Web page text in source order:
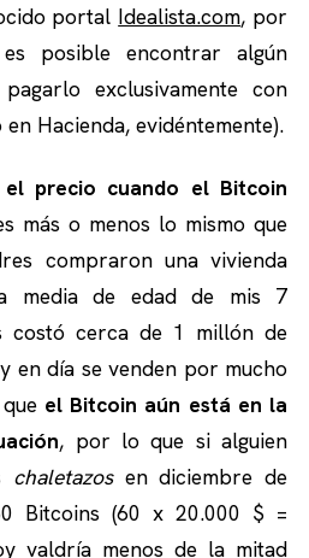
portal Idealista.com, por
posible encontrar algún
exclusivamente con
Hacienda, evidéntemente).
precio cuando el Bitcoin
más o menos lo mismo que
compraron una vivienda
media de edad de mis 7
costó cerca de 1 millón de
en día se venden por mucho
el Bitcoin aún está en la
, por lo que si alguien
chaletazos en diciembre de
Bitcoins (60 x 20.000 $ =
valdría menos de la mitad